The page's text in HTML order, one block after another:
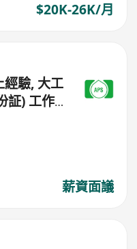
$20K-26K/月
經驗, 大工
作
薪資面議